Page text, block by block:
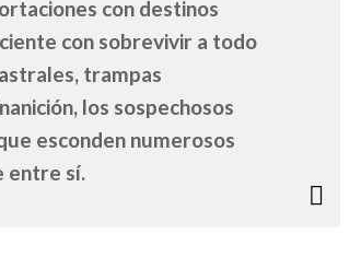
con destinos
con sobrevivir a todo
trampas
los sospechosos
esconden numerosos
entre sí.